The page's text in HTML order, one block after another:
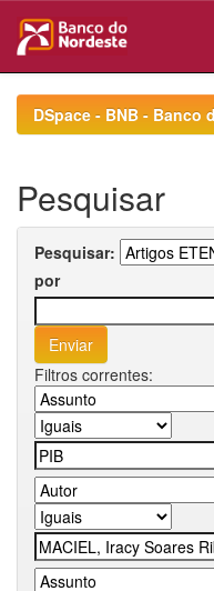
navigationDSpace - BNB - Banco
Pesquisar
Pesquisar:
por
Filtros correntes: